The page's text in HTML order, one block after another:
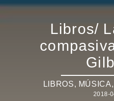
Libros/
LIBROS,
2018-